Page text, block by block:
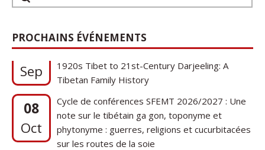
PROCHAINS ÉVÉNEMENTS
17
Communication de Ann Tashi Slater : From
1920s Tibet to 21st-Century Darjeeling: A
Tibetan Family History
08
Oct
Cycle de conférences SFEMT 2026/2027 : Une
note sur le tibétain ga gon, toponyme et
phytonyme : guerres, religions et cucurbitacées
sur les routes de la soie